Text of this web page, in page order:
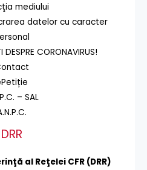
mediului
datelor cu caracter
DESPRE CORONAVIRUS!
– SAL
DRR
al Reţelei CFR (DRR)